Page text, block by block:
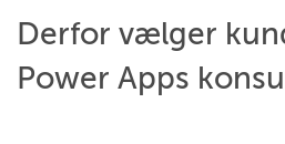
Derfor vælger
Power Apps